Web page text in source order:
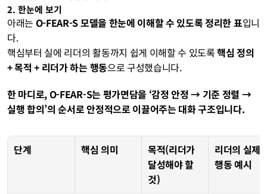
2. 한눈에 보기
아래는 O-FEAR-S 모델을 한눈에 이해할 수 있도록 정리한 표입니
다.
핵심부터 실에 리더의 활동까지 쉽게 이해할 수 있도록 핵심 정의
+ 목적 + 리더가 하는 행동으로 구성했습니다.
한 마디로, O-FEAR-S는 평가면담을 ‘감정 안정 → 기준 정렬 →
실행 합의’의 순서로 안정적으로 이끌어주는 대화 구조입니다.
단계 핵심 의미
목적(리더가
달성해야 할
것)
리더의 실제
행동 예시